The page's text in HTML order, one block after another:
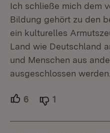
Ich schließe mich dem
Bildung gehört zu den
ein kulturelles
Land wie Deutschland
und Menschen aus
ausgeschlossen werden.
6 Unterstützer.
1